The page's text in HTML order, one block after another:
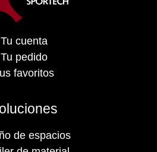
Tu cuenta
Tu pedido
favoritos
de espacios